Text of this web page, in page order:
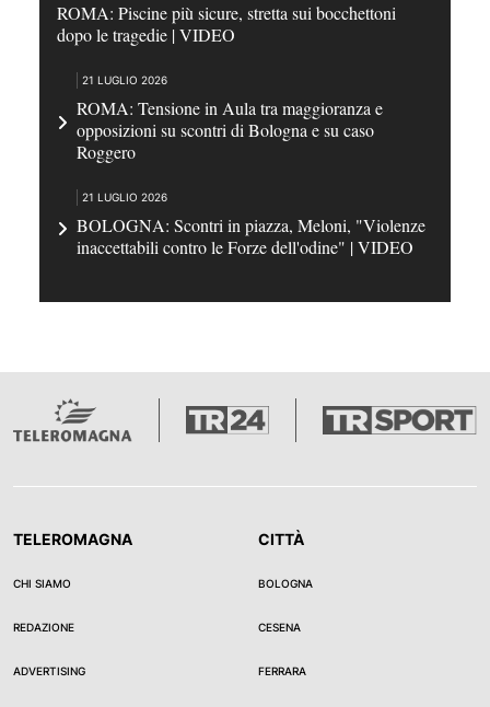
ROMA: Piscine più sicure, stretta sui bocchettoni
dopo le tragedie | VIDEO
21 LUGLIO 2026
ROMA: Tensione in Aula tra maggioranza e
opposizioni su scontri di Bologna e su caso
Roggero
21 LUGLIO 2026
BOLOGNA: Scontri in piazza, Meloni, "Violenze
inaccettabili contro le Forze dell'odine" | VIDEO
TELEROMAGNA
CHI SIAMO
REDAZIONE
ADVERTISING
CITTÀ
BOLOGNA
CESENA
FERRARA